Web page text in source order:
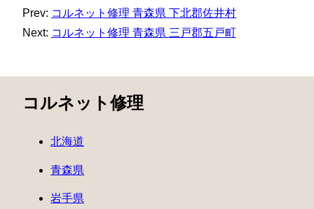
Prev: コルネット修理 青森県 下北郡佐井村
Next: コルネット修理 青森県 三戸郡五戸町
コルネット修理
北海道
青森県
岩手県